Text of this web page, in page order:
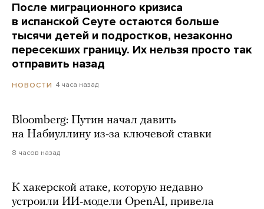
После миграционного кризиса
в испанской Сеуте остаются больше
тысячи детей и подростков, незаконно
пересекших границу. Их нельзя просто так
отправить назад
НОВОСТИ 4 часа назад
Bloomberg: Путин начал давить
на Набиуллину из-за ключевой ставки
8 часов назад
К хакерской атаке, которую недавно
устроили ИИ-модели OpenAI, привела